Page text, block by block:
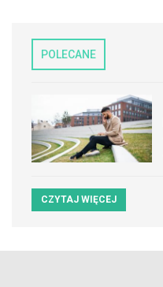
POLECANE
CZYTAJ WIĘCEJ